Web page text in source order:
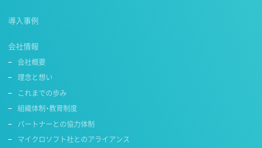
導入事例
会社情報
会社概要
理念と想い
これまでの歩み
組織体制・教育制度
パートナーとの協力体制
マイクロソフト社とのアライアンス